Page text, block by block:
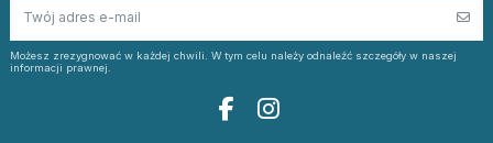
Możesz zrezygnować w każdej chwili. W tym celu należy odnaleźć szczegóły w naszej
informacji prawnej.